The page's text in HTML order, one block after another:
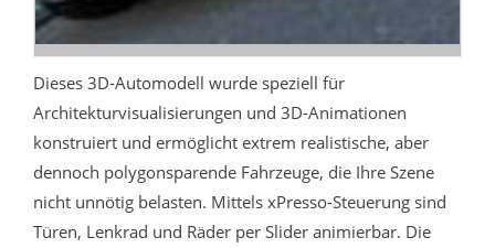
Dieses 3D-Automodell wurde speziell für
Architekturvisualisierungen und 3D-Animationen
konstruiert und ermöglicht extrem realistische, aber
dennoch polygonsparende Fahrzeuge, die Ihre Szene
nicht unnötig belasten. Mittels xPresso-Steuerung sind
Türen, Lenkrad und Räder per Slider animierbar. Die